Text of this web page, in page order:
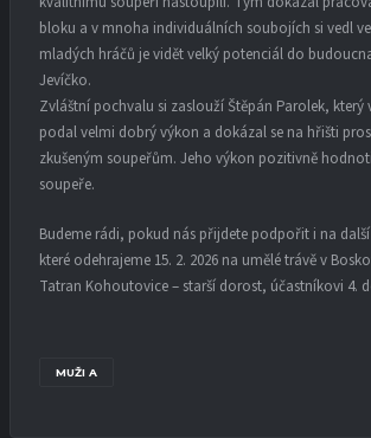
bloku a v mnoha individuálních soubojích si vedl
mladých hráčů je vidět velký potenciál do budoucna
Jevíčko.
Zvláštní pochvalu si zaslouží Štěpán Parolek, který
podal velmi dobrý výkon a dokázal se na hřišti
zkušeným soupeřům. Jeho výkon pozitivně
soupeře.
Budeme rádi, pokud nás přijdete podpořit i na další
které odehrajeme 15. 2. 2026 na umělé trávě v
Tatran Kohoutovice – starší dorost, účastníkovi 4.
MUŽI A